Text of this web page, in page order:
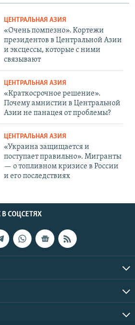
ЦЕНТРАЛЬНАЯ АЗИЯ
«Очень помпезно». Кортежи
президентов в Центральной Азии
и эксцессы, которые с ними
связывают
ЦЕНТРАЛЬНАЯ АЗИЯ
«Краткосрочное решение».
Почему амнистии в Центральной
Азии не панацея от проблемы?
ЦЕНТРАЛЬНАЯ АЗИЯ
«Украина защищается и
поступает правильно». Мигранты
— о топливном кризисе в России
и его последствиях
СОЦСЕТЯХ